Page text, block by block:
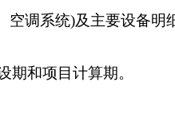
空调系统)及主要设备明
和项目计算期。